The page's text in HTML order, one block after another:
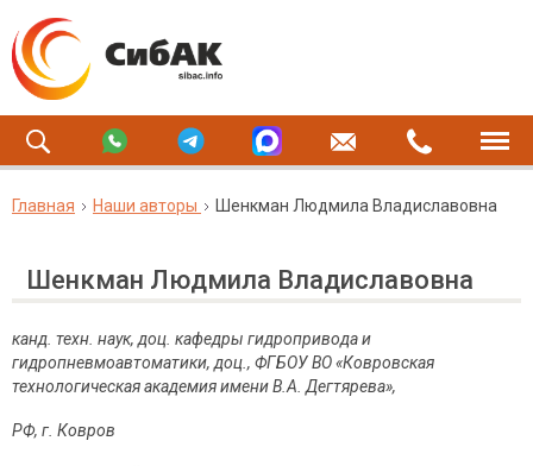
Главная Наши авторы Шенкман Людмила Владиславовна
Шенкман Людмила Владиславовна
канд. техн. наук, доц. кафедры гидропривода и
гидропневмоавтоматики, доц., ФГБОУ ВО «Ковровская
технологическая академия имени В.А. Дегтярева»,
РФ, г. Ковров